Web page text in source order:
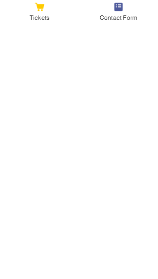
l’athlète masculin adulte. Cet effet
inattendu porte le nom de
Tickets Contact Form